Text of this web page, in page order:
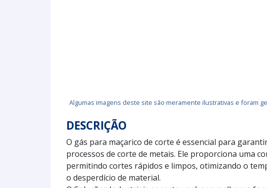
Algumas imagens deste site são meramente ilustrativas e foram
DESCRIÇÃO
O gás para maçarico de corte é essencial para
processos de corte de metais. Ele proporciona uma
permitindo cortes rápidos e limpos, otimizando o
o desperdício de material.